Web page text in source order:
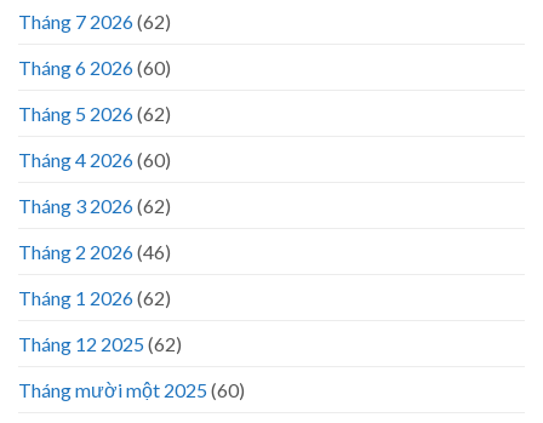
Tháng 7 2026(62)
Tháng 6 2026(60)
Tháng 5 2026(62)
Tháng 4 2026(60)
Tháng 3 2026(62)
Tháng 2 2026(46)
Tháng 1 2026(62)
Tháng 12 2025(62)
Tháng mười một 2025(60)